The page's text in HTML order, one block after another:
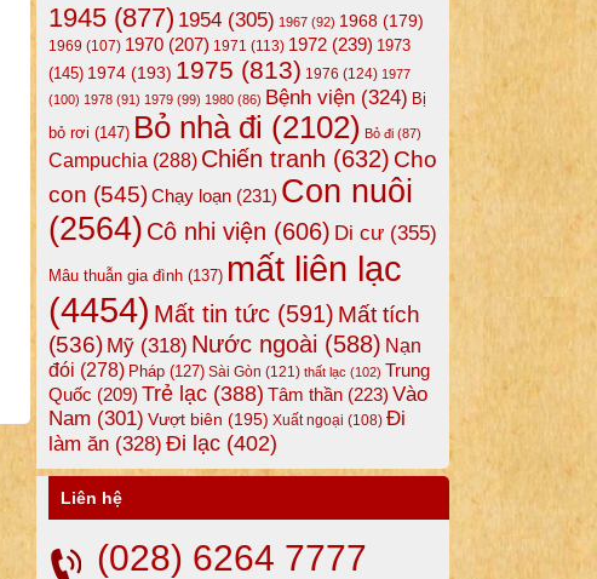
1945 (877) 1954 (305) 1967 (92) 1968 (179)
1969 (107) 1970 (207) 1971 (113) 1972 (239) 1973
(145) 1974 (193) 1975 (813) 1976 (124) 1977
(100) 1978 (91) 1979 (99) 1980 (86) Bệnh viện (324) Bị
bỏ rơi (147) Bỏ nhà đi (2102) Bỏ đi (87)
Campuchia (288) Chiến tranh (632) Cho
con (545)Chạy loạn (231) Con nuôi
(2564) Cô nhi viện (606) Di cư (355)
Mâu thuẫn gia đình (137) mất liên lạc
(4454) Mất tin tức (591) Mất tích
(536) Mỹ (318) Nước ngoài (588) Nạn
đói (278) Pháp (127) Sài Gòn (121) thất lạc (102) Trung
Quốc (209) Trẻ lạc (388) Tâm thần (223) Vào
Nam (301) Vượt biên (195) Xuất ngoại (108) Đi
làm ăn (328) Đi lạc (402)
Liên hệ
(028) 6264 7777